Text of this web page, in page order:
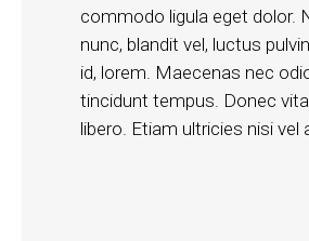
commodo ligula eget dolor.
nunc, blandit vel, luctus
id, lorem. Maecenas nec
tincidunt tempus. Donec
libero. Etiam ultricies nisi vel